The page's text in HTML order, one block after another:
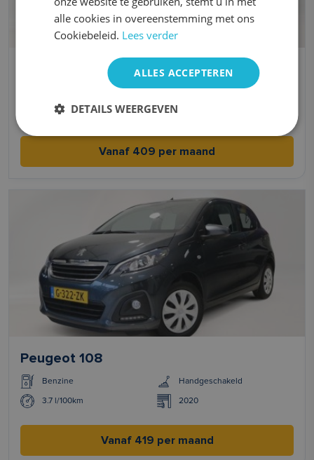
4,8 l/100km l/100km 2021
Vanaf 409 per maand
Peugeot 108
Benzine Handgeschakeld
3.7 l/100km 2020
Vanaf 419 per maand
alle cookies in overeenstemming met ons
Cookiebeleid. Lees verder
ALLES ACCEPTEREN
DETAILS WEERGEVEN